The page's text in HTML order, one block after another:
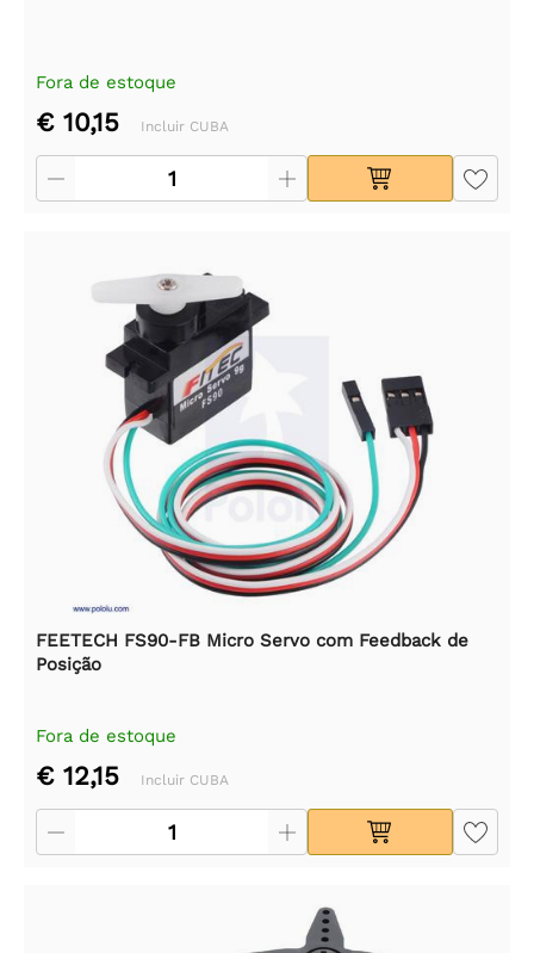
Fora de estoque
€ 10,15 Incluir CUBA
FEETECH FS90-FB Micro Servo com Feedback de
Posição
Fora de estoque
€ 12,15 Incluir CUBA